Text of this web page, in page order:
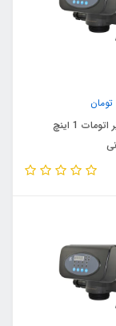
تومان
شیر سختی گیر اتومات 1 اینچ